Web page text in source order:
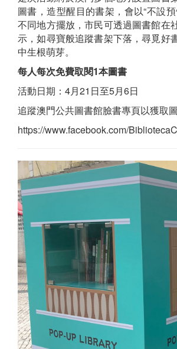
圖書，造型醒目的書架，會以“不設
不同地方擺放，市民可透過圖書館在
示，如尋寶般追蹤書架下落，尋覓好
中生根萌芽。
每人每次免費取閱1本圖書
活動日期：4月21日至5月6日
追蹤澳門公共圖書館臉書專頁以獲取
https://www.facebook.com/